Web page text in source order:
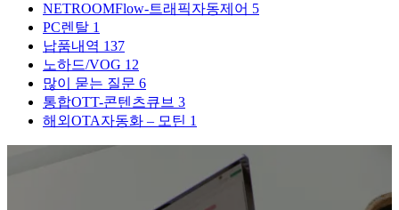
NETROOMFlow-트래픽자동제어 5
PC렌탈 1
납품내역 137
노하드/VOG 12
많이 묻는 질문 6
통합OTT-콘텐츠큐브 3
해외OTA자동화 – 모틴 1